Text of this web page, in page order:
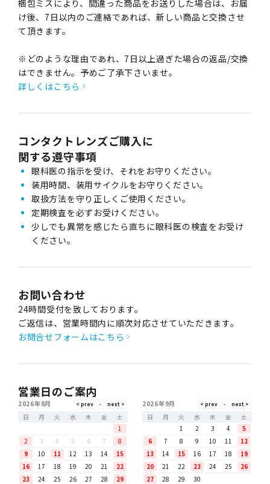
梱包ミスにより、間違った商品をお送りした場合は、お届
け後、7日以内のご連絡であれば、新しい商品と交換させ
て頂きます。
※どのような理由であれ、7日以上過ぎた場合の返品/交換
はできません。予めご了承下さいませ。
詳しくはこちら
コンタクトレンズご購入に
関する遵守事項
眼科医の指示を受け、それをお守りください。
装用時間、装用サイクルをお守りください。
取扱方法を守り正しくご使用ください。
定期検査を必ずお受けください。
少しでも異常を感じたら直ちに眼科医の検査をお受け
ください。
お問い合わせ
24時間受付を致しております。
ご返信は、営業時間内に順次対応させていただきます。
お問合せフォームはこちら
営業日のご案内
2026年8月
日
月 火 水 木 金
土
1
2
3 4 5 6 7
8
9
10 11 12 13 14
15
16
17 18 19 20 21
22
23
24 25 26 27 28
29
2026年9月
日
月 火 水 木 金
土
1
2 3 4
5
6
7 8 9 10 11
12
13
14 15 16 17 18
19
20
21 22 23 24 25
26
27
28 29 30